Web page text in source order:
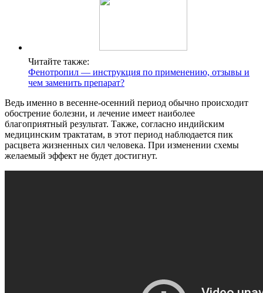
Читайте также:
Фенотропил — инструкция по применению, отзывы и
чем заменить препарат?
Ведь именно в весенне-осенний период обычно происходит
обострение болезни, и лечение имеет наиболее
благоприятный результат. Также, согласно индийским
медицинским трактатам, в этот период наблюдается пик
расцвета жизненных сил человека. При изменении схемы
желаемый эффект не будет достигнут.